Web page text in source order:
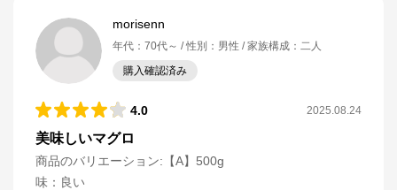
morisenn
年代 ： 70代～ 性別 ： 男性 家族構成 ： 二人
購入確認済み
4.0 2025.08.24
美味しいマグロ
商品のバリエーション: 【A】500g
味 ： 良い